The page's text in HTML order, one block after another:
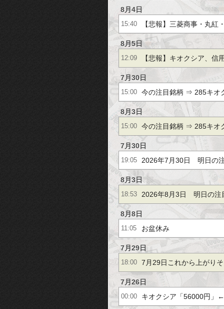
豊田合成,三菱鉛筆,石原
Ｇ,京セ
本信号,Ａ＆Ｄホロン,カ
ＩＣＯ,商船三井,日清食
ＩＮＥヤフー,寿スピリッ
て吐き出しました」
8月4日
15:40 【悲報】三菱商事・丸紅
なのになぜか売られるｗ
8月5日
12:09 【悲報】キオクシア、信
ｗｗｗ倍率22.6倍へ
7月30日
15:00 今の注目銘柄 ⇒ 285キオ
フバンＧ 他（7月30日14
グ
8月3日
15:00 今の注目銘柄 ⇒ 285キオ
フバンＧ 他（8月3日14
7月30日
19:05 2026年7月30日 明日の
8月3日
18:53 2026年8月3日 明日の注
8月8日
11:05 お盆休み
7月29日
18:00 7月29日これから上がり
7月26日
00:00 キオクシア「56000円」